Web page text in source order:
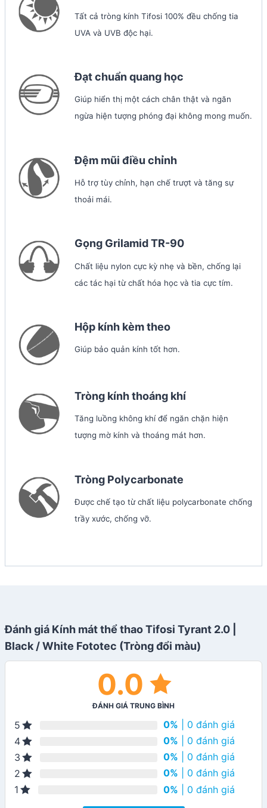
Tất cả tròng kính Tifosi 100% đều chống tia
UVA và UVB độc hại.
Đạt chuẩn quang học
Giúp hiển thị một cách chân thật và ngăn
ngừa hiện tượng phóng đại không mong muốn.
Đệm mũi điều chỉnh
Hỗ trợ tùy chỉnh, hạn chế trượt và tăng sự
thoải mái.
Gọng Grilamid TR-90
Chất liệu nylon cực kỳ nhẹ và bền, chống lại
các tác hại từ chất hóa học và tia cực tím.
Hộp kính kèm theo
Giúp bảo quản kính tốt hơn.
Tròng kính thoáng khí
Tăng luồng không khí để ngăn chặn hiện
tượng mờ kính và thoáng mát hơn.
Tròng Polycarbonate
Được chế tạo từ chất liệu polycarbonate chống
trầy xước, chống vỡ.
Đánh giá Kính mát thể thao Tifosi Tyrant 2.0 |
Black / White Fototec (Tròng đổi màu)
0.0
ĐÁNH GIÁ TRUNG BÌNH
5 0% | 0 đánh giá
4
0% | 0 đánh giá
3
0% | 0 đánh giá
2
0% | 0 đánh giá
1
0% | 0 đánh giá